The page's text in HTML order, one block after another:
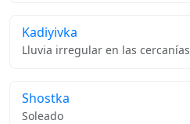
Kadiyivka
Lluvia irregular en las cercanías
Shostka
Soleado